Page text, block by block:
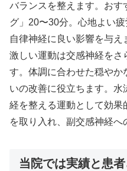
バランスを整えます。おす
グ」20〜30分。心地よい
自律神経に良い影響を与
激しい運動は交感神経を
す。体調に合わせた穏やか
いの改善に役立ちます。
経を整える運動として効果
を取り入れ、副交感神経へ
当院では実績と患